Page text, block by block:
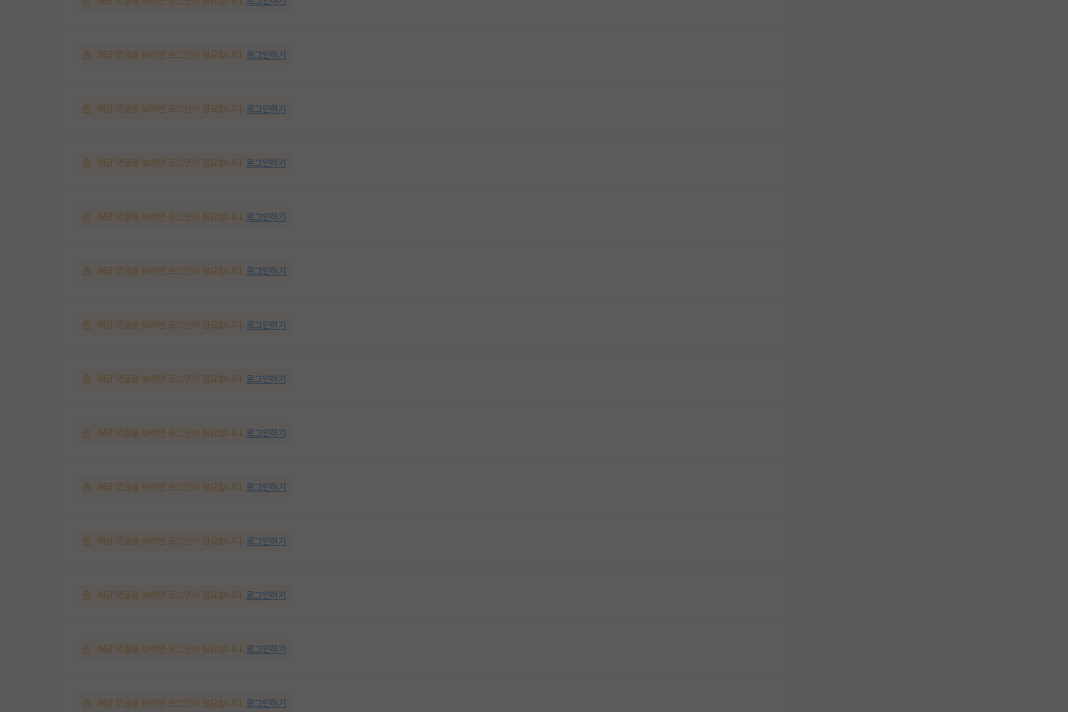
해당 댓글을 보려면 로그인이 필요합니다. 로그인하기
해당 댓글을 보려면 로그인이 필요합니다. 로그인하기
해당 댓글을 보려면 로그인이 필요합니다. 로그인하기
해당 댓글을 보려면 로그인이 필요합니다. 로그인하기
해당 댓글을 보려면 로그인이 필요합니다. 로그인하기
해당 댓글을 보려면 로그인이 필요합니다. 로그인하기
해당 댓글을 보려면 로그인이 필요합니다. 로그인하기
해당 댓글을 보려면 로그인이 필요합니다. 로그인하기
해당 댓글을 보려면 로그인이 필요합니다. 로그인하기
해당 댓글을 보려면 로그인이 필요합니다. 로그인하기
해당 댓글을 보려면 로그인이 필요합니다. 로그인하기
해당 댓글을 보려면 로그인이 필요합니다. 로그인하기
해당 댓글을 보려면 로그인이 필요합니다. 로그인하기